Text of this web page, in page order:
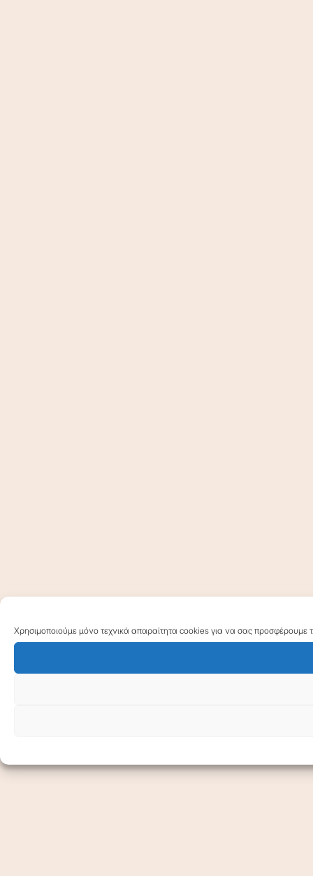
Χρησιμοποιούμε μόνο τεχνικά απαραίτητα cookies για να σας προσφέρουμε